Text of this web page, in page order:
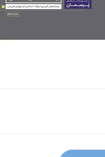
برای